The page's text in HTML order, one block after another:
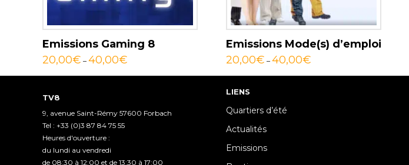
Emissions Gaming 8
20,00€ – 40,00€
Emissions Mode(s) d’emploi
20,00€ – 40,00€
TV8
9, avenue Saint-Rémy 57600 Forbach
Tel : +33 (0)3 87 84 75 55
Heures d'ouverture :
du lundi au vendredi
de 08:30 à 12:00 et de 13:30 à 17:00
LIENS
Quartiers d’été
Actualités
Emissions